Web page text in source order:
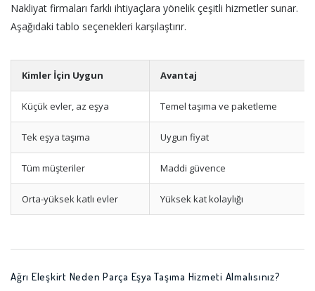
Nakliyat firmaları farklı ihtiyaçlara yönelik çeşitli hizmetler sunar.
Aşağıdaki tablo seçenekleri karşılaştırır.
Kimler İçin Uygun Avantaj
Küçük evler, az eşya Temel taşıma ve paketleme
Tek eşya taşıma Uygun fiyat
Tüm müşteriler Maddi güvence
Orta-yüksek katlı evler Yüksek kat kolaylığı
Ağrı Eleşkirt Neden Parça Eşya Taşıma Hizmeti Almalısınız?